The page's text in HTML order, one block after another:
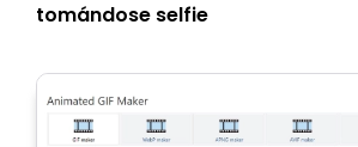
tomándose selfie